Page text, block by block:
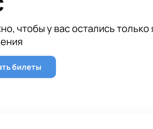
чтобы у вас остались только
билеты